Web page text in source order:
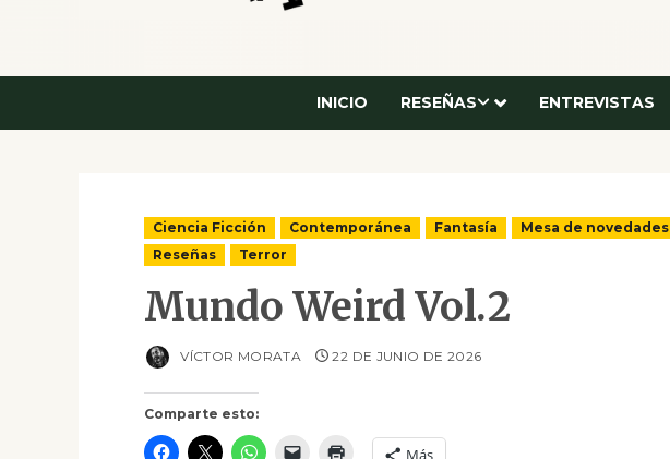
INICIO RESEÑAS ENTREVISTAS
Ciencia Ficción Contemporánea Fantasía Mesa de novedades
Reseñas
Terror
Mundo Weird Vol.2
Comparte esto:
VÍCTOR MORATA 22 DE JUNIO DE 2026